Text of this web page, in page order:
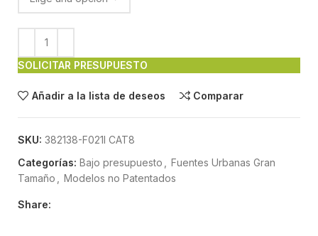
SOLICITAR PRESUPUESTO
Añadir a la lista de deseos Comparar
SKU: 382138-F021I CAT8
Categorías: Bajo presupuesto
Fuentes Urbanas Gran
Tamaño
Modelos no Patentados
Share: